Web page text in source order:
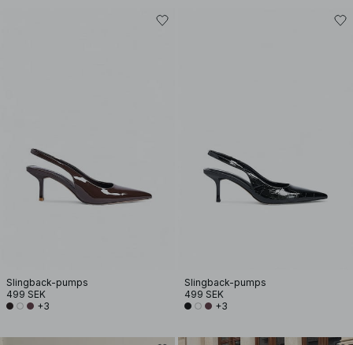
Slingback-pumps
499 SEK
+3
Slingback-pumps
499 SEK
+3